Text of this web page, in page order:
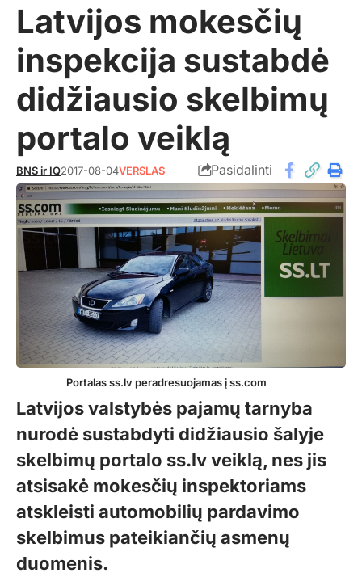
Latvijos mokesčių
inspekcija sustabdė
didžiausio skelbimų
portalo veiklą
BNS ir IQ2017-08-04VERSLAS Pasidalinti
Portalas ss.lv peradresuojamas į ss.com
Latvijos valstybės pajamų tarnyba
nurodė sustabdyti didžiausio šalyje
skelbimų portalo ss.lv veiklą, nes jis
atsisakė mokesčių inspektoriams
atskleisti automobilių pardavimo
skelbimus pateikiančių asmenų
duomenis.